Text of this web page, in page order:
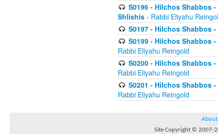
S0196 - Hilchos Shabbos
Shlishis - Rabbi Eliyahu
S0197 - Hilchos Shabbos
S0199 - Hilchos Shabbos
Rabbi Eliyahu Reingold
S0200 - Hilchos Shabbos
Rabbi Eliyahu Reingold
S0201 - Hilchos Shabbos
Rabbi Eliyahu Reingold
About
Site Copyright © 2007-